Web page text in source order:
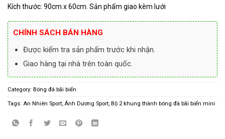
Kích thước: 90cm x 60cm. Sản phẩm giao kèm lưới
CHÍNH SÁCH BÁN HÀNG
Được kiểm tra sản phẩm trước khi nhận.
Giao hàng tại nhà trên toàn quốc.
Category: Bóng đá bãi biển
Tags: An Nhiên Sport, Ánh Dương Sport, Bộ 2 khung thành bóng đá bãi biển mini